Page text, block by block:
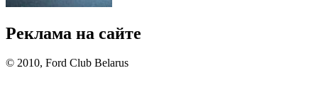
Реклама на сайте
© 2010, Ford Club Belarus